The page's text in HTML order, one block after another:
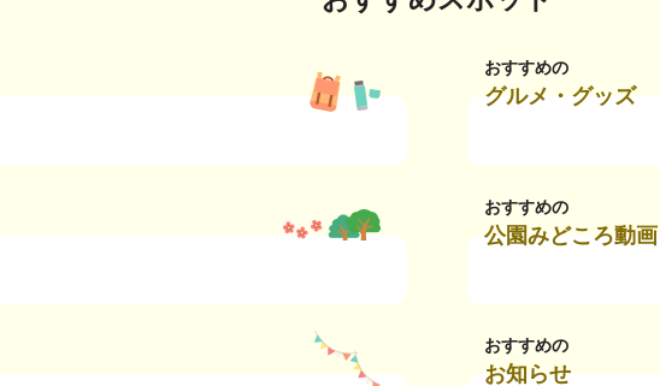
おすすめの
グルメ・グッズ
おすすめの
公園みどころ動画
おすすめの
お知らせ